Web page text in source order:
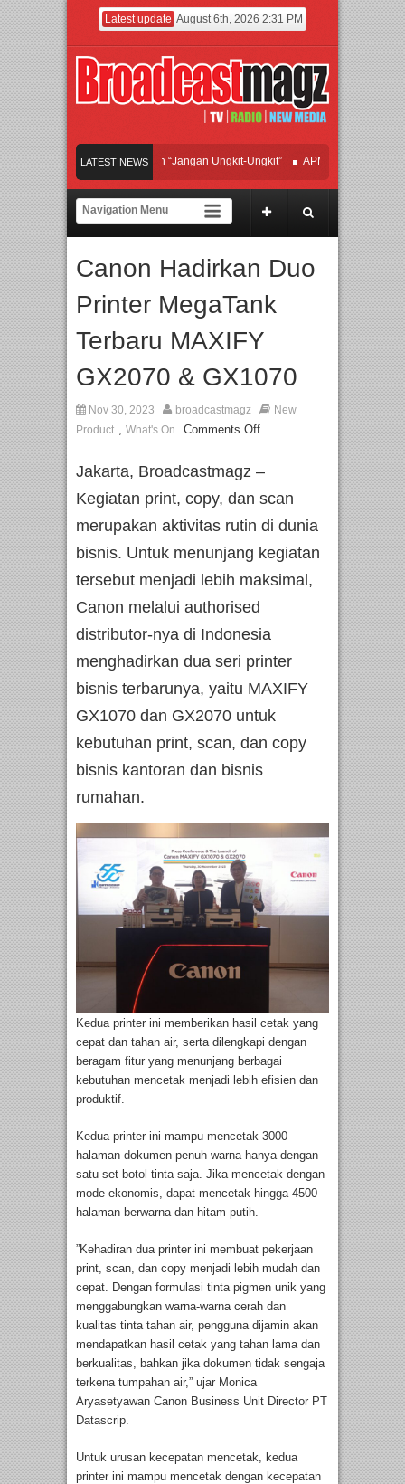
Latest update August 6th, 2026 2:31 PM
LATEST NEWS
Hadirkan Hipdut Modern “Jangan Ungkit-Ungkit” APMF 2026 Dorong
Perpaduan Warisan Dan Semangat Lokal, BIRKENSTOCK INDONESIA
Orchestra Presents The Beatles & Queen – feat. Marcello Tahitoe dan
Canon Hadirkan Duo
Printer MegaTank
Terbaru MAXIFY
GX2070 & GX1070
Nov 30, 2023 broadcastmagz
New
Product , What's On Comments Off
Jakarta, Broadcastmagz –
Kegiatan print, copy, dan scan
merupakan aktivitas rutin di dunia
bisnis. Untuk menunjang kegiatan
tersebut menjadi lebih maksimal,
Canon melalui authorised
distributor-nya di Indonesia
menghadirkan dua seri printer
bisnis terbarunya, yaitu MAXIFY
GX1070 dan GX2070 untuk
kebutuhan print, scan, dan copy
bisnis kantoran dan bisnis
rumahan.
Kedua printer ini memberikan hasil cetak yang
cepat dan tahan air, serta dilengkapi dengan
beragam fitur yang menunjang berbagai
kebutuhan mencetak menjadi lebih efisien dan
produktif.
Kedua printer ini mampu mencetak 3000
halaman dokumen penuh warna hanya dengan
satu set botol tinta saja. Jika mencetak dengan
mode ekonomis, dapat mencetak hingga 4500
halaman berwarna dan hitam putih.
”Kehadiran dua printer ini membuat pekerjaan
print, scan, dan copy menjadi lebih mudah dan
cepat. Dengan formulasi tinta pigmen unik yang
menggabungkan warna-warna cerah dan
kualitas tinta tahan air, pengguna dijamin akan
mendapatkan hasil cetak yang tahan lama dan
berkualitas, bahkan jika dokumen tidak sengaja
terkena tumpahan air,” ujar Monica
Aryasetyawan Canon Business Unit Director PT
Datascrip.
Untuk urusan kecepatan mencetak, kedua
printer ini mampu mencetak dengan kecepatan